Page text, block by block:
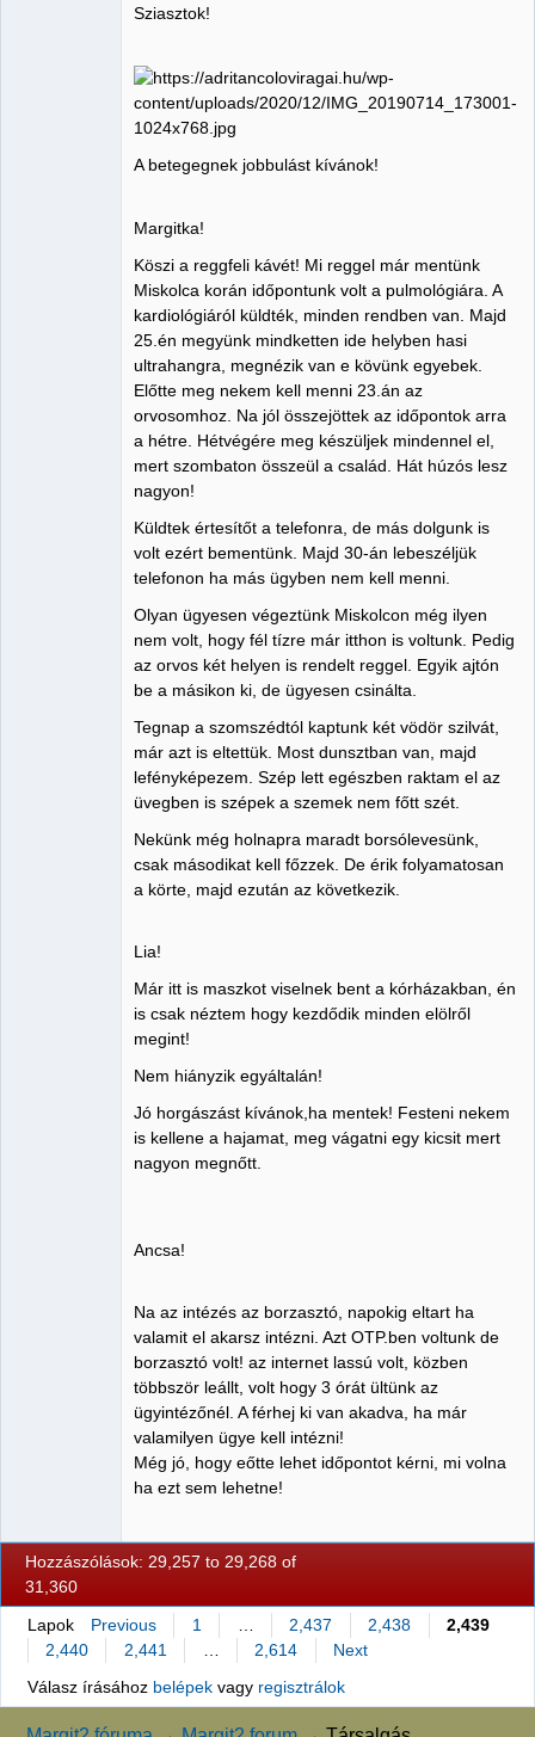
Sziasztok!
A betegegnek jobbulást kívánok!
Margitka!
Köszi a reggfeli kávét! Mi reggel már mentünk
Miskolca korán időpontunk volt a pulmológiára. A
kardiológiáról küldték, minden rendben van. Majd
25.én megyünk mindketten ide helyben hasi
ultrahangra, megnézik van e kövünk egyebek.
Előtte meg nekem kell menni 23.án az
orvosomhoz. Na jól összejöttek az időpontok arra
a hétre. Hétvégére meg készüljek mindennel el,
mert szombaton összeül a család. Hát húzós lesz
nagyon!
Küldtek értesítőt a telefonra, de más dolgunk is
volt ezért bementünk. Majd 30-án lebeszéljük
telefonon ha más ügyben nem kell menni.
Olyan ügyesen végeztünk Miskolcon még ilyen
nem volt, hogy fél tízre már itthon is voltunk. Pedig
az orvos két helyen is rendelt reggel. Egyik ajtón
be a másikon ki, de ügyesen csinálta.
Tegnap a szomszédtól kaptunk két vödör szilvát,
már azt is eltettük. Most dunsztban van, majd
lefényképezem. Szép lett egészben raktam el az
üvegben is szépek a szemek nem főtt szét.
Nekünk még holnapra maradt borsólevesünk,
csak másodikat kell főzzek. De érik folyamatosan
a körte, majd ezután az következik.
Lia!
Már itt is maszkot viselnek bent a kórházakban, én
is csak néztem hogy kezdődik minden elölről
megint!
Nem hiányzik egyáltalán!
Jó horgászást kívánok,ha mentek! Festeni nekem
is kellene a hajamat, meg vágatni egy kicsit mert
nagyon megnőtt.
Ancsa!
Na az intézés az borzasztó, napokig eltart ha
valamit el akarsz intézni. Azt OTP.ben voltunk de
borzasztó volt! az internet lassú volt, közben
többször leállt, volt hogy 3 órát ültünk az
ügyintézőnél. A férhej ki van akadva, ha már
valamilyen ügye kell intézni!
Még jó, hogy eőtte lehet időpontot kérni, mi volna
ha ezt sem lehetne!
Hozzászólások: 29,257 to 29,268 of
31,360
Lapok Previous 1 2,437 2,438
2,439
2,440
2,441 2,614
Next
Válasz írásához belépekvagy regisztrálok